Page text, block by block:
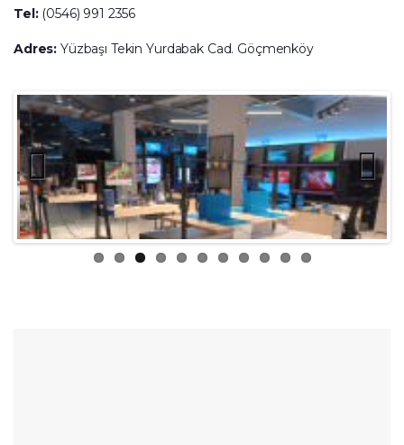
Tel: (0546) 991 2356
Adres: Yüzbaşı Tekin Yurdabak Cad. Göçmenköy
Previ
ous
Next